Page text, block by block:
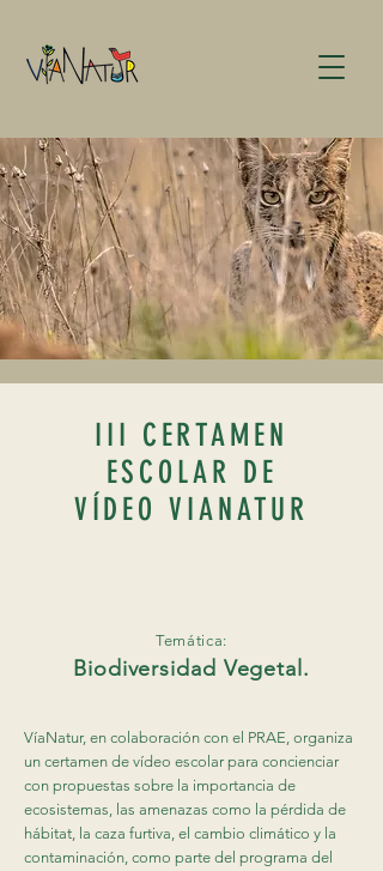
III CERTAMEN
ESCOLAR DE
VÍDEO VIANATUR
Temática:
Biodiversidad Vegetal.
VíaNatur, en colaboración con el PRAE, organiza
un certamen de vídeo escolar para concienciar
con propuestas sobre la importancia de
ecosistemas, las amenazas como la pérdida de
hábitat, la caza furtiva, el cambio climático y la
contaminación, como parte del programa del